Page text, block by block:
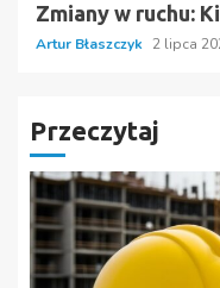
Zmiany w ruchu:
Artur Błaszczyk 2 lipca
Przeczytaj